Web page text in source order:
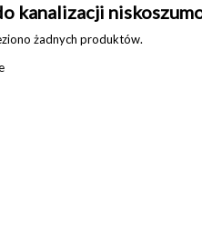
kanalizacji
żadnych produktów.